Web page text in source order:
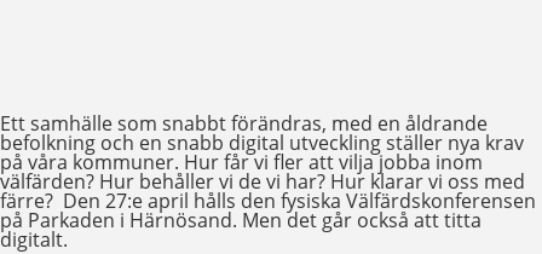
Ett samhälle som snabbt förändras, med en åldrande
befolkning och en snabb digital utveckling ställer nya krav
på våra kommuner. Hur får vi fler att vilja jobba inom
välfärden? Hur behåller vi de vi har? Hur klarar vi oss med
färre? Den 27:e april hålls den fysiska Välfärdskonferensen
på Parkaden i Härnösand. Men det går också att titta
digitalt.